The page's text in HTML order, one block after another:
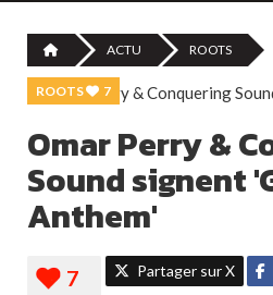
ACTU ROOTS
ROOTS 7
Omar Perry &
Sound signent
Anthem'
Partager sur X